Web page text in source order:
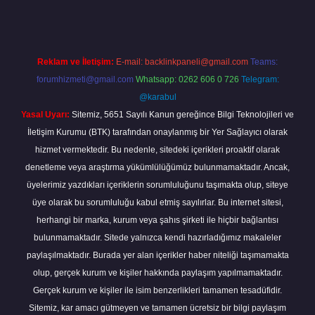
Reklam ve İletişim: E-mail: backlinkpaneli@gmail.com Teams:
forumhizmeti@gmail.com Whatsapp: 0262 606 0 726 Telegram:
@karabul
Yasal Uyarı: Sitemiz, 5651 Sayılı Kanun gereğince Bilgi Teknolojileri ve
İletişim Kurumu (BTK) tarafından onaylanmış bir Yer Sağlayıcı olarak
hizmet vermektedir. Bu nedenle, sitedeki içerikleri proaktif olarak
denetleme veya araştırma yükümlülüğümüz bulunmamaktadır. Ancak,
üyelerimiz yazdıkları içeriklerin sorumluluğunu taşımakta olup, siteye
üye olarak bu sorumluluğu kabul etmiş sayılırlar. Bu internet sitesi,
herhangi bir marka, kurum veya şahıs şirketi ile hiçbir bağlantısı
bulunmamaktadır. Sitede yalnızca kendi hazırladığımız makaleler
paylaşılmaktadır. Burada yer alan içerikler haber niteliği taşımamakta
olup, gerçek kurum ve kişiler hakkında paylaşım yapılmamaktadır.
Gerçek kurum ve kişiler ile isim benzerlikleri tamamen tesadüfidir.
Sitemiz, kar amacı gütmeyen ve tamamen ücretsiz bir bilgi paylaşım